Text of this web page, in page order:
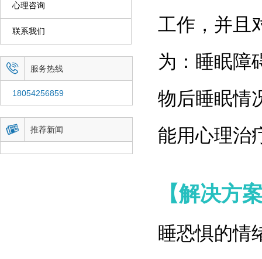
心理咨询
联系我们
 服务热线
18054256859
 推荐新闻
工作，并且
为：睡眠障
物后睡眠情
能用心理治
【解决方
睡恐惧的情